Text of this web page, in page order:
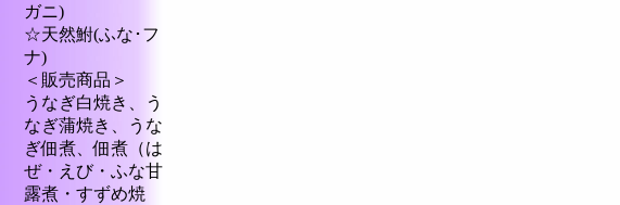
ガニ)
☆天然鮒(ふな･フ
ナ)
＜販売商品＞
うなぎ白焼き、う
なぎ蒲焼き、うな
ぎ佃煮、佃煮（は
ぜ・えび・ふな甘
露煮・すずめ焼